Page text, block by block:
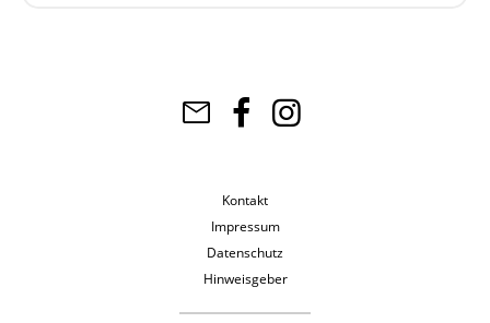
Kontakt
Impressum
Datenschutz
Hinweisgeber